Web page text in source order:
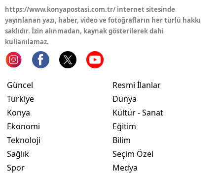
Osmaniye
Düzce
https://www.konyapostasi.com.tr/ internet sitesinde
yayınlanan yazı, haber, video ve fotoğrafların her türlü hakkı
saklıdır. İzin alınmadan, kaynak gösterilerek dahi
kullanılamaz.
Güncel
Türkiye
Konya
Ekonomi
Teknoloji
Sağlık
Spor
Resmi İlanlar
Dünya
Kültür - Sanat
Eğitim
Bilim
Seçim Özel
Medya